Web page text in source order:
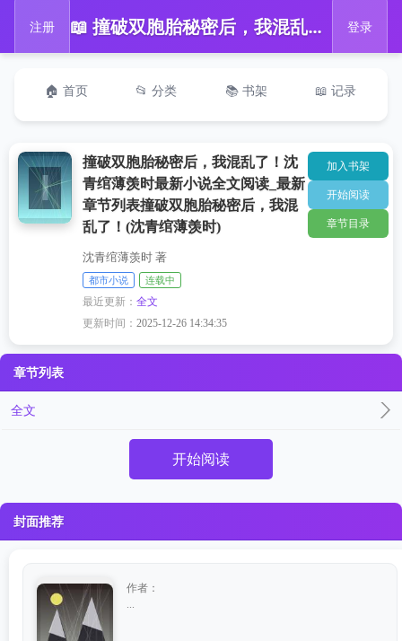
注册 📖 撞破双胞胎秘密后，我混乱了！沈青绾薄羡时最新小说全文阅读_最新章节列表撞破双胞胎秘密后，我混乱了！(沈青绾薄羡时) 登录
🏠 首页 📂 分类 📚 书架 📖 记录
撞破双胞胎秘密后，我混乱了！沈
青绾薄羡时最新小说全文阅读_最新
章节列表撞破双胞胎秘密后，我混
乱了！(沈青绾薄羡时)
沈青绾薄羡时 著
都市小说 连载中
最近更新：全文
更新时间：2025-12-26 14:34:35
加入书架
开始阅读
章节目录
章节列表
全文
开始阅读
封面推荐
作者：